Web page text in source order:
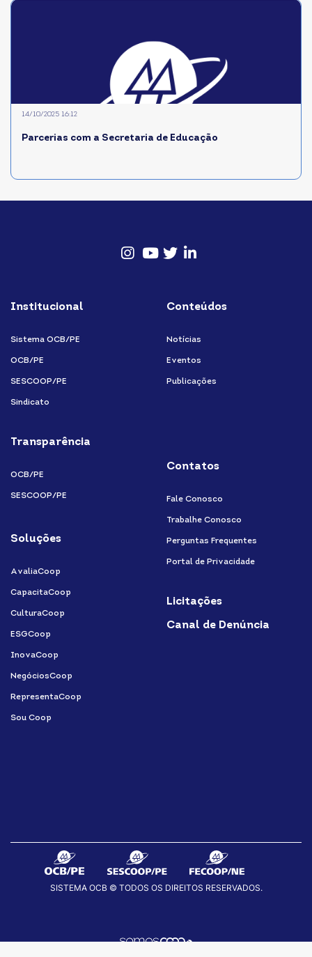
Parcerias com a Secretaria de Educação
14/10/2025 16:12
Institucional
Sistema OCB/PE
OCB/PE
SESCOOP/PE
Sindicato
Transparência
OCB/PE
SESCOOP/PE
Soluções
AvaliaCoop
CapacitaCoop
CulturaCoop
ESGCoop
InovaCoop
NegóciosCoop
RepresentaCoop
Sou Coop
Conteúdos
Notícias
Eventos
Publicações
Contatos
Fale Conosco
Trabalhe Conosco
Perguntas Frequentes
Portal de Privacidade
Licitações
Canal de Denúncia
SISTEMA OCB © TODOS OS DIREITOS RESERVADOS.